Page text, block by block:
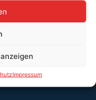
Impressum